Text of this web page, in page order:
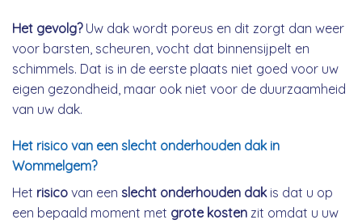
Het gevolg?Uw dak wordt poreus en dit zorgt dan weer
voor barsten, scheuren, vocht dat binnensijpelt en
schimmels. Dat is in de eerste plaats niet goed voor uw
eigen gezondheid, maar ook niet voor de duurzaamheid
van uw dak.
Het risico van een slecht onderhouden dak in
Wommelgem?
Het risico van een slecht onderhouden dakis dat u op
een bepaald moment met grote kosten zit omdat u uw